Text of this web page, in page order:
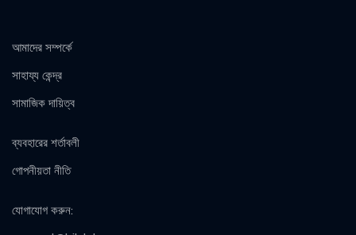
আমাদের সম্পর্কে
সাহায্য কেন্দ্র
সামাজিক দায়িত্ব
ব্যবহারের শর্তাবলী
গোপনীয়তা নীতি
যোগাযোগ করুন: